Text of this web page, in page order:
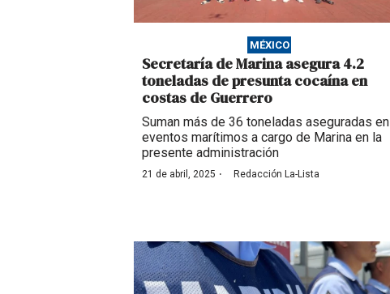
MÉXICO
Secretaría de Marina asegura 4.2
toneladas de presunta cocaína en
costas de Guerrero
Suman más de 36 toneladas aseguradas en
eventos marítimos a cargo de Marina en la
presente administración
21 de abril, 2025 · Redacción La-Lista